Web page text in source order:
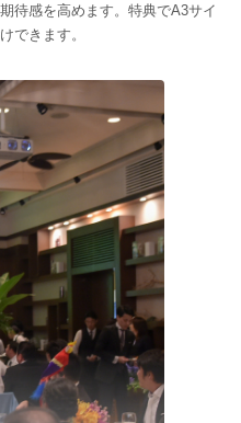
待感を高めます。特典でA3サイ
できます。